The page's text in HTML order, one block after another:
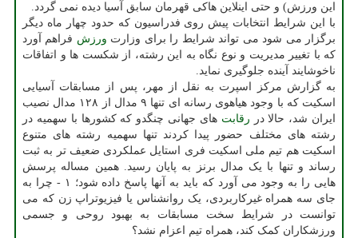
این ورزش) و حتی اینلاین هاکی قهرمان سابق آسیا دیده نمی گردد.
با این شرایط انتخابات پیش روی فدراسیون که حدود چهار ماه دیگر
برگزار می شود می تواند شرایط را برای وزارت ورزش فراهم آورد
که با تغییر مدیریت و نوع نگاه به این رشته، از شکست ها و اتفاقات
ناخوشایند آینده جلوگیری نماید.
به گزارش مرکز اسپرت به نقل از مهر، پس از مسابقات آسیایی
اسکیت که با وجود هیاهوی رسانه ای تنها ۹ مدال از ۱۲۸ مدال نصیب
ایران شد، حالا در رقابت های جهانی چنگدو که کشورها با سهمیه در
رشته های مختلف حضور پیدا کردند تنها سهمیه رشته های متنوع
اسکیت هم تیم ملی اسکیت فری استایل عملکردی ضعیف تر به ثبت
رساند و تنها با یک مدال برنز به پایان رسید. همین مساله پرسش
هایی را به وجود می آورد که باید به آنها پاسخ داده شود؛ ۱ - چرا به
جای سه همراه غیرکاربردی، یک روانشناس یا فیزیوتراپ زن که می
توانست در شرایط سخت مسابقات به بهبود روحی و جسمی
ورزشکاران کمک کند، همراه تیم اعزام نشد؟